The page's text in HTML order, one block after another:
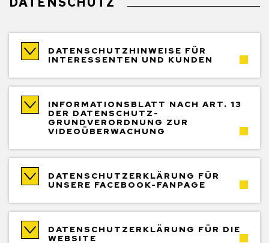
DATENSCHUTZHINWEISE FÜR
INTERESSENTEN UND KUNDEN
INFORMATIONSBLATT NACH ART. 13
DER DATENSCHUTZ-
GRUNDVERORDNUNG ZUR
VIDEOÜBERWACHUNG
DATENSCHUTZERKLÄRUNG FÜR
UNSERE FACEBOOK-FANPAGE
DATENSCHUTZERKLÄRUNG FÜR DIE
WEBSITE